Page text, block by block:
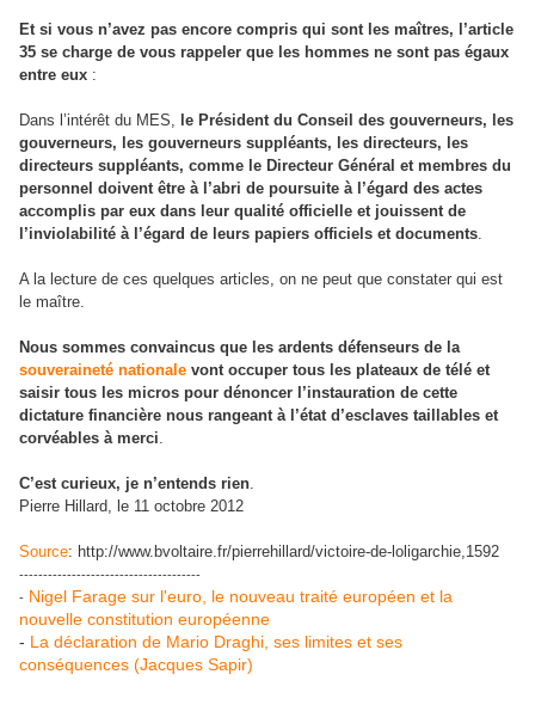
Et si vous n’avez pas encore compris qui sont les maîtres, l’article
35 se charge de vous rappeler que les hommes ne sont pas égaux
entre eux :
Dans l’intérêt du MES, le Président du Conseil des gouverneurs, les
gouverneurs, les gouverneurs suppléants, les directeurs, les
directeurs suppléants, comme le Directeur Général et membres du
personnel doivent être à l’abri de poursuite à l’égard des actes
accomplis par eux dans leur qualité officielle et jouissent de
l’inviolabilité à l’égard de leurs papiers officiels et documents.
A la lecture de ces quelques articles, on ne peut que constater qui est
le maître.
Nous sommes convaincus que les ardents défenseurs de la
souveraineté nationale vont occuper tous les plateaux de télé et
saisir tous les micros pour dénoncer l’instauration de cette
dictature financière nous rangeant à l’état d’esclaves taillables et
corvéables à merci.
C’est curieux, je n’entends rien.
Pierre Hillard, le 11 octobre 2012
Source: http://www.bvoltaire.fr/pierrehillard/victoire-de-loligarchie,1592
--------------------------------------
- Nigel Farage sur l'euro, le nouveau traité européen et la
nouvelle constitution européenne
- La déclaration de Mario Draghi, ses limites et ses
conséquences (Jacques Sapir)